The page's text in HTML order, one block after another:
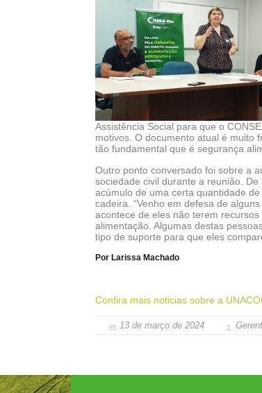
Assistência Social para que o
motivos. O documento atual é muito
tão fundamental que é segurança
Outro ponto conversado foi sobre a
sociedade civil durante a reunião.
acúmulo de uma certa quantidade
cadeira. “Venho em defesa de
acontece de eles não terem
alimentação. Algumas destas
tipo de suporte para que eles
Por Larissa Machado
Confira mais noticias sobre a
13 de março de 2024